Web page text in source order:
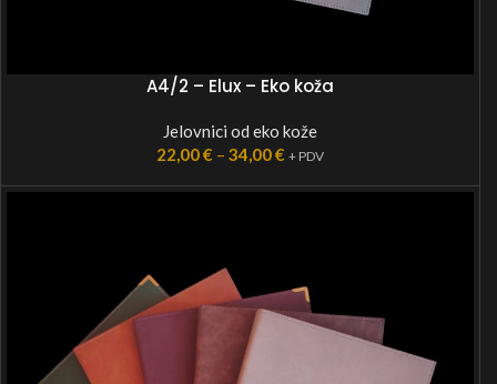
A4/2 – Elux – Eko koža
Jelovnici od eko kože
22,00€ – 34,00€ + PDV